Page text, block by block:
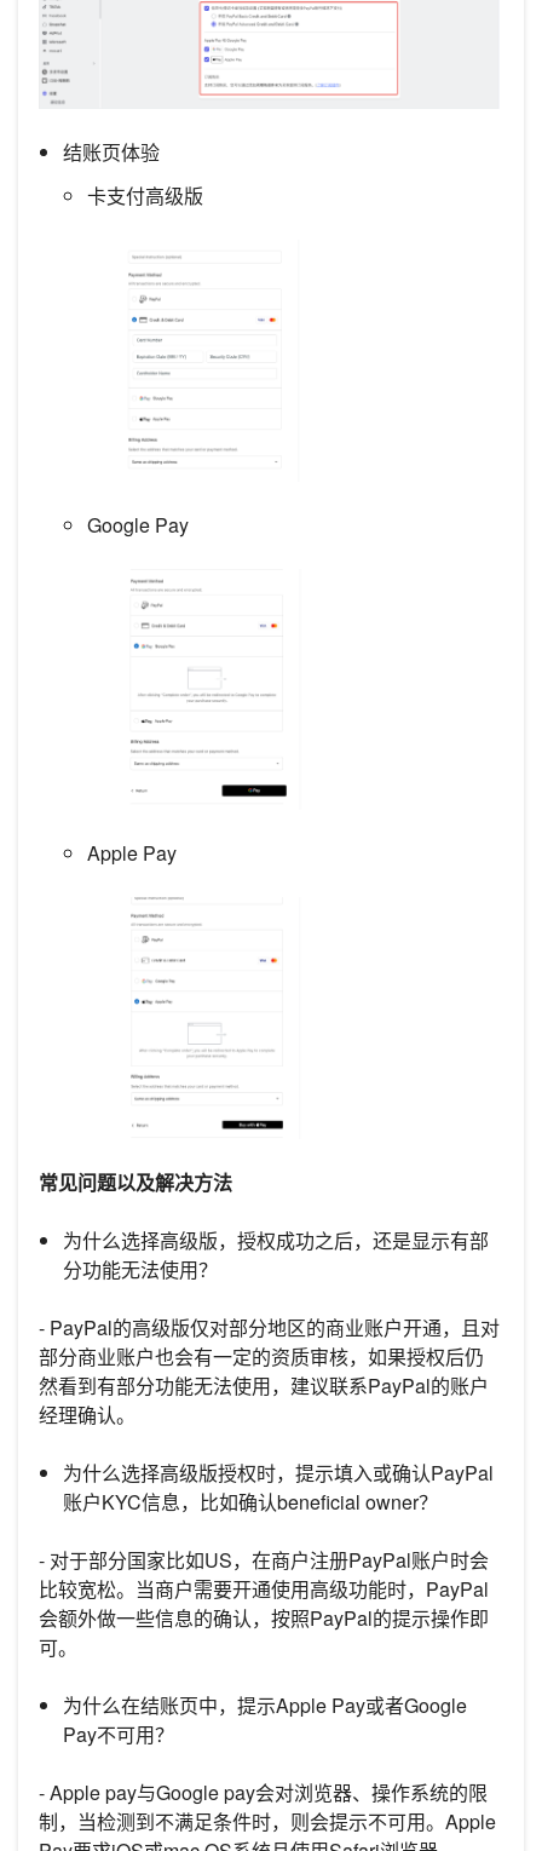
结账页体验
卡支付高级版
Google Pay
Apple Pay
常见问题以及解决方法
为什么选择高级版，授权成功之后，还是显示有部
分功能无法使用？
- PayPal的高级版仅对部分地区的商业账户开通，且对
部分商业账户也会有一定的资质审核，如果授权后仍
然看到有部分功能无法使用，建议联系PayPal的账户
经理确认。
为什么选择高级版授权时，提示填入或确认PayPal
账户KYC信息，比如确认beneficial owner？
- 对于部分国家比如US，在商户注册PayPal账户时会
比较宽松。当商户需要开通使用高级功能时，PayPal
会额外做一些信息的确认，按照PayPal的提示操作即
可。
为什么在结账页中，提示Apple Pay或者Google
Pay不可用？
- Apple pay与Google pay会对浏览器、操作系统的限
制，当检测到不满足条件时，则会提示不可用。Apple